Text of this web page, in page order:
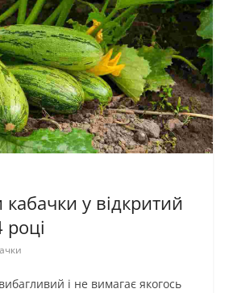
у відкритий
році
і не вимагає якогось